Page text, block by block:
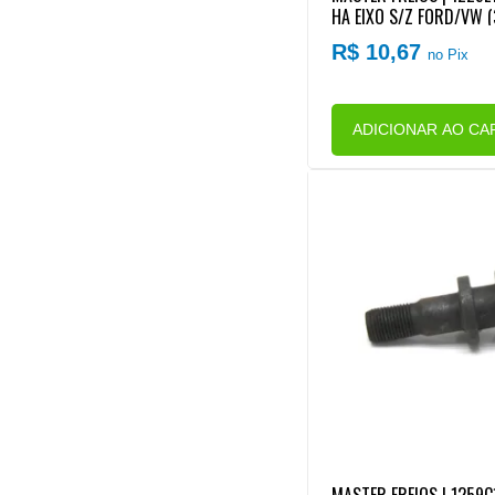
HA EIXO S/Z FORD/VW
70 X 30MM) PAREDE
R$ 10,67 no Pix
ADICIONAR AO